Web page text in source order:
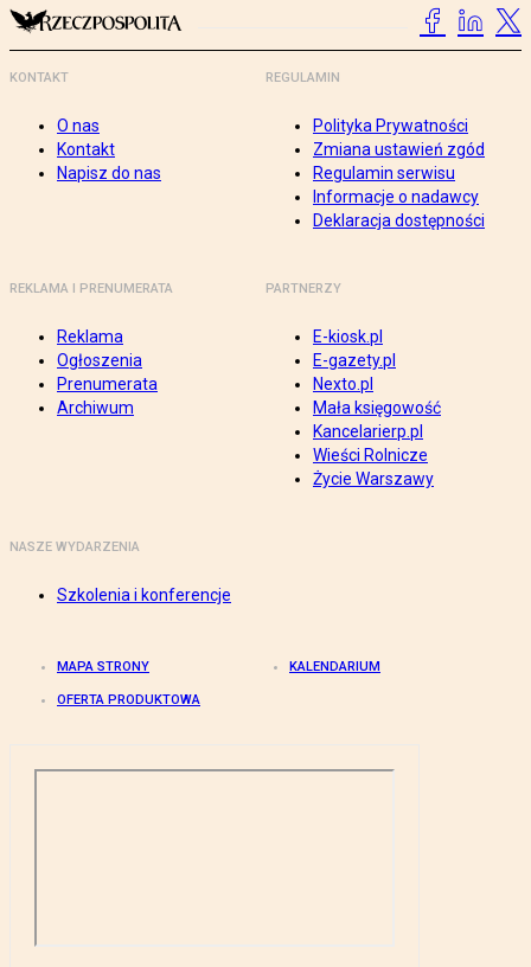
KONTAKT
O nas
Kontakt
Napisz do nas
REGULAMIN
Polityka Prywatności
Zmiana ustawień zgód
Regulamin serwisu
Informacje o nadawcy
Deklaracja dostępności
REKLAMA I PRENUMERATA
Reklama
Ogłoszenia
Prenumerata
Archiwum
PARTNERZY
E-kiosk.pl
E-gazety.pl
Nexto.pl
Mała księgowość
Kancelarierp.pl
Wieści Rolnicze
Życie Warszawy
NASZE WYDARZENIA
Szkolenia i konferencje
MAPA STRONY KALENDARIUM
OFERTA PRODUKTOWA